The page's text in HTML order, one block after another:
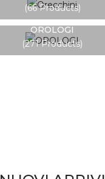
66 Products
OROLOGI
271 Products